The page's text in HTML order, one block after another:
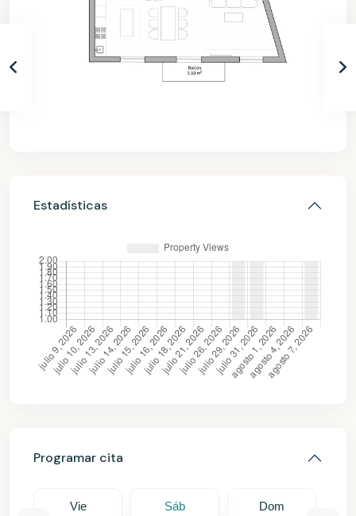
Estadísticas
Programar cita
Vie
Sáb
Dom